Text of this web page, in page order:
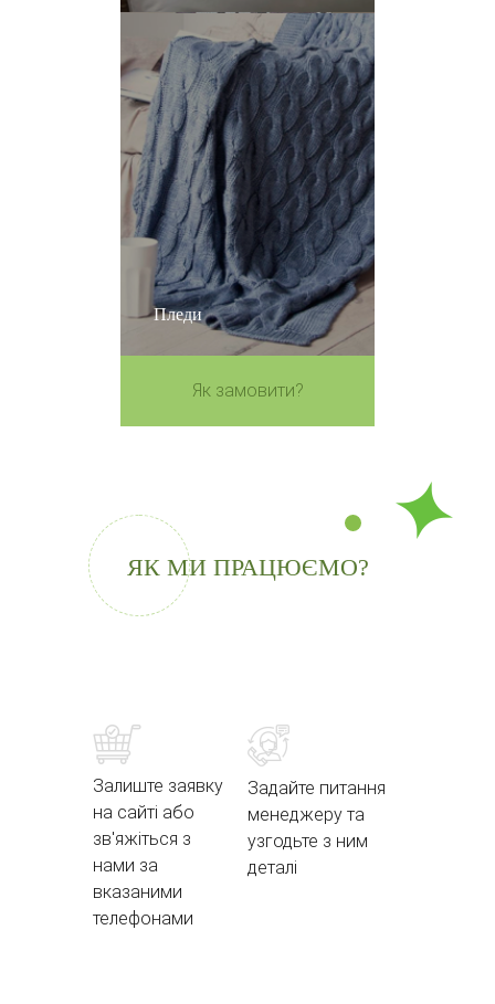
Пледи
Як замовити?
ЯК МИ ПРАЦЮЄМО?
Залиште заявку
на сайті або
зв'яжіться з
нами за
вказаними
телефонами
Задайте питання
менеджеру та
узгодьте з ним
деталі